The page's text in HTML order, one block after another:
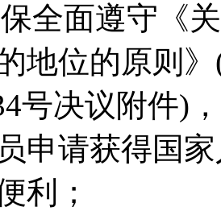
全面遵守《
地位的原则
号决议附件)
申请获得国
利；